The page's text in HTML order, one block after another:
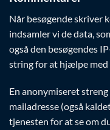
Når besøgende skriver
indsamler vi de data,
også den besøgendes
string for at hjælpe med
En anonymiseret
mailadresse (også
tjenesten for at se om